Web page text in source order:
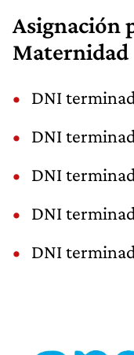
Asignación
Maternidad
DNI
DNI
DNI
DNI
DNI